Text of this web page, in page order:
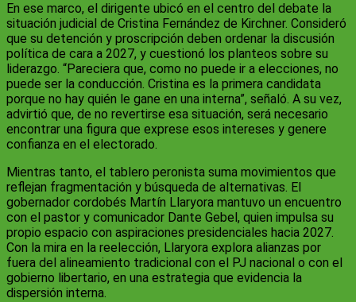
En ese marco, el dirigente ubicó en el centro del debate la
situación judicial de Cristina Fernández de Kirchner. Consideró
que su detención y proscripción deben ordenar la discusión
política de cara a 2027, y cuestionó los planteos sobre su
liderazgo. “Pareciera que, como no puede ir a elecciones, no
puede ser la conducción. Cristina es la primera candidata
porque no hay quién le gane en una interna”, señaló. A su vez,
advirtió que, de no revertirse esa situación, será necesario
encontrar una figura que exprese esos intereses y genere
confianza en el electorado.
Mientras tanto, el tablero peronista suma movimientos que
reflejan fragmentación y búsqueda de alternativas. El
gobernador cordobés Martín Llaryora mantuvo un encuentro
con el pastor y comunicador Dante Gebel, quien impulsa su
propio espacio con aspiraciones presidenciales hacia 2027.
Con la mira en la reelección, Llaryora explora alianzas por
fuera del alineamiento tradicional con el PJ nacional o con el
gobierno libertario, en una estrategia que evidencia la
dispersión interna.